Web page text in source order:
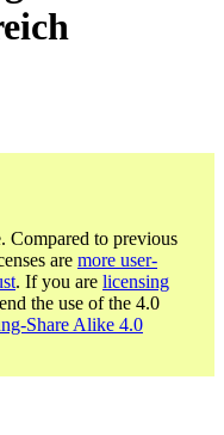
Compared to previous
are more user-
. If you are licensing
the use of the 4.0
Share Alike 4.0